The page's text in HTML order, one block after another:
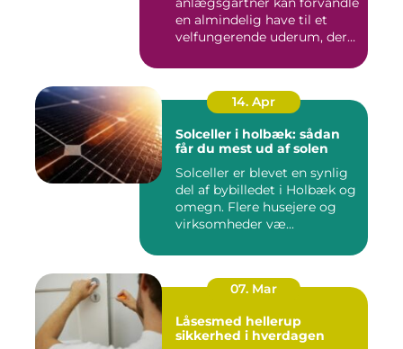
en almindelig have til et
velfungerende uderum, der
14. Apr
Solceller i holbæk: sådan
får du mest ud af solen
Solceller er blevet en synlig
del af bybilledet i Holbæk og
omegn. Flere husejere og
virksomheder væ...
07. Mar
Låsesmed hellerup
sikkerhed i hverdagen